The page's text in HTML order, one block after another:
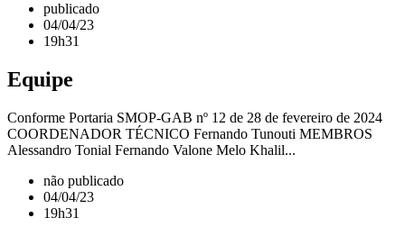
publicado
04/04/23
19h31
Equipe
Conforme Portaria SMOP-GAB nº 12 de 28 de fevereiro de 2024
COORDENADOR TÉCNICO Fernando Tunouti MEMBROS
Alessandro Tonial Fernando Valone Melo Khalil...
não publicado
04/04/23
19h31